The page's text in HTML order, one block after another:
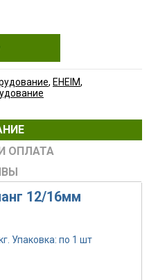
, EHEIM,
ОПЛАТА
12/16мм
Упаковка: по 1 шт